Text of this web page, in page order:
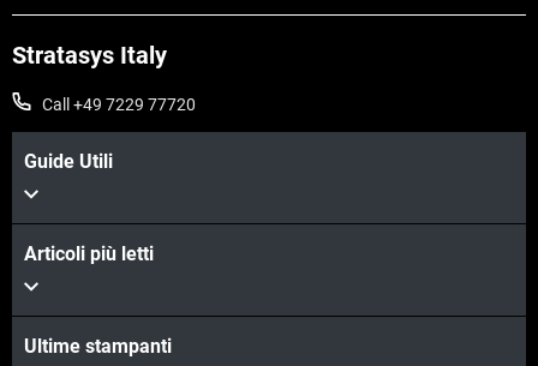
Stratasys Italy
Call +49 7229 77720
Guide Utili
Articoli più letti
Ultime stampanti